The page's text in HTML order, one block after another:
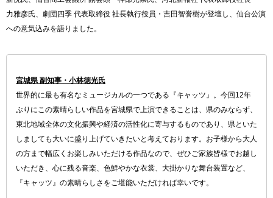
力雅彦氏、劇団四季 代表取締役 社長執行役員・吉田智誉樹が登壇し、仙台公演
への意気込みを語りました。
宮城県 副知事・小林徳光氏
世界的に最も有名なミュージカルの一つである『キャッツ』。今回12年
ぶりにこの素晴らしい作品を宮城県で上演できることは、県のみならず、
東北地域全体の文化振興や経済の活性化に寄与するものであり、県といた
しましても大いに盛り上げていきたいと考えております。お子様から大人
の方まで幅広くお楽しみいただける作品なので、ぜひご家族皆様でお越し
いただき、心に残る音楽、色鮮やかな衣裳、大掛かりな舞台装置など、
『キャッツ』の素晴らしさをご堪能いただければ幸いです。